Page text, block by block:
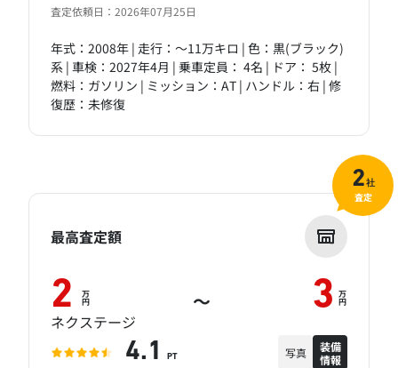
査定依頼日：2026年07月25日
年式：2008年 | 走行：～11万キロ | 色：黒(ブラック)
系 | 車検：2027年4月 | 乗車定員： 4名 | ドア： 5枚 |
燃料：ガソリン | ミッション：AT | ハンドル：右 | 修
復歴：未修復
最高査定額
2 万
円 ～ 3 万
円
ネクステージ
4.1 PT 写真
装備
情報
2社
査定